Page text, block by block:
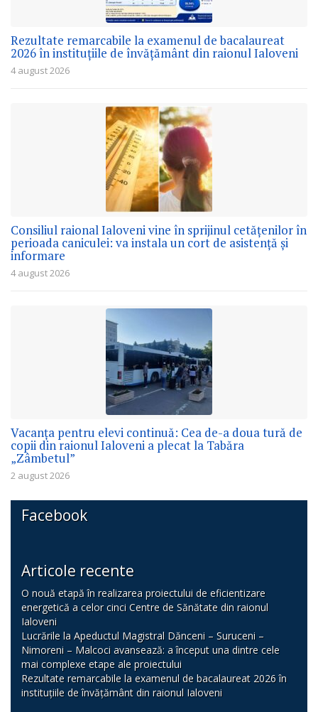
Rezultate remarcabile la examenul de bacalaureat
2026 în instituțiile de învățământ din raionul Ialoveni
4 august 2026
Consiliul raional Ialoveni vine în sprijinul cetățenilor în
perioada caniculei: va instala un cort de asistență și
informare
4 august 2026
Vacanța pentru elevi continuă: Cea de-a doua tură de
copii din raionul Ialoveni a plecat la Tabăra
„Zâmbetul”
2 august 2026
Facebook
Articole recente
O nouă etapă în realizarea proiectului de eficientizare
energetică a celor cinci Centre de Sănătate din raionul
Ialoveni
Lucrările la Apeductul Magistral Dănceni – Suruceni –
Nimoreni – Malcoci avansează: a început una dintre cele
mai complexe etape ale proiectului
Rezultate remarcabile la examenul de bacalaureat 2026 în
instituțiile de învățământ din raionul Ialoveni